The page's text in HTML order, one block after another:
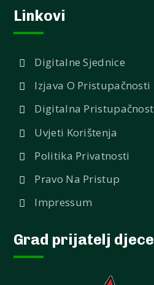
Linkovi
Digitalne Sjednice
Izjava O Pristupačnosti
Digitalna Pristupačnost
Uvjeti Korištenja
Politika Privatnosti
Pravo Na Pristup
Impressum
Grad prijatelj djece